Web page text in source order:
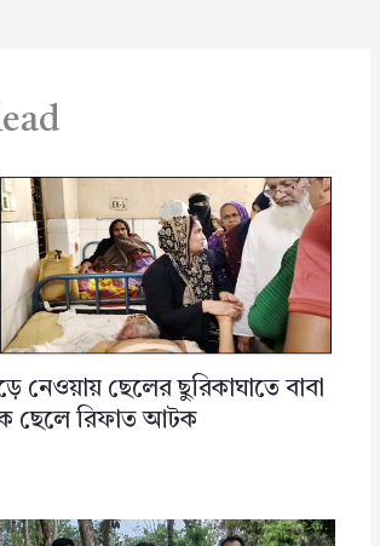
নেওয়ায় ছেলের ছুরিকাঘাতে বাবা
ছেলে রিফাত আটক